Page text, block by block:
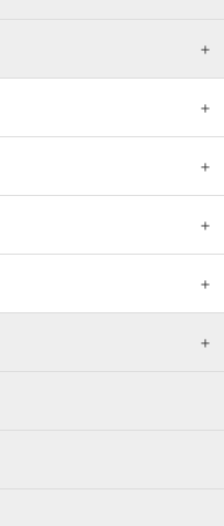
＋
＋
＋
＋
＋
＋